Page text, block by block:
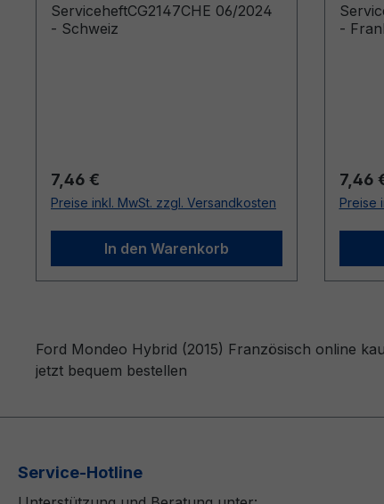
ServiceheftCG2147CHE 06/2024
- Schweiz
Regulärer Preis:
7,46 €
Preise inkl. MwSt. zzgl. Versandkosten
In den Warenkorb
-
7,46
Preise
Ford Mondeo Hybrid (2015) Französisch online
jetzt bequem bestellen
Service-Hotline